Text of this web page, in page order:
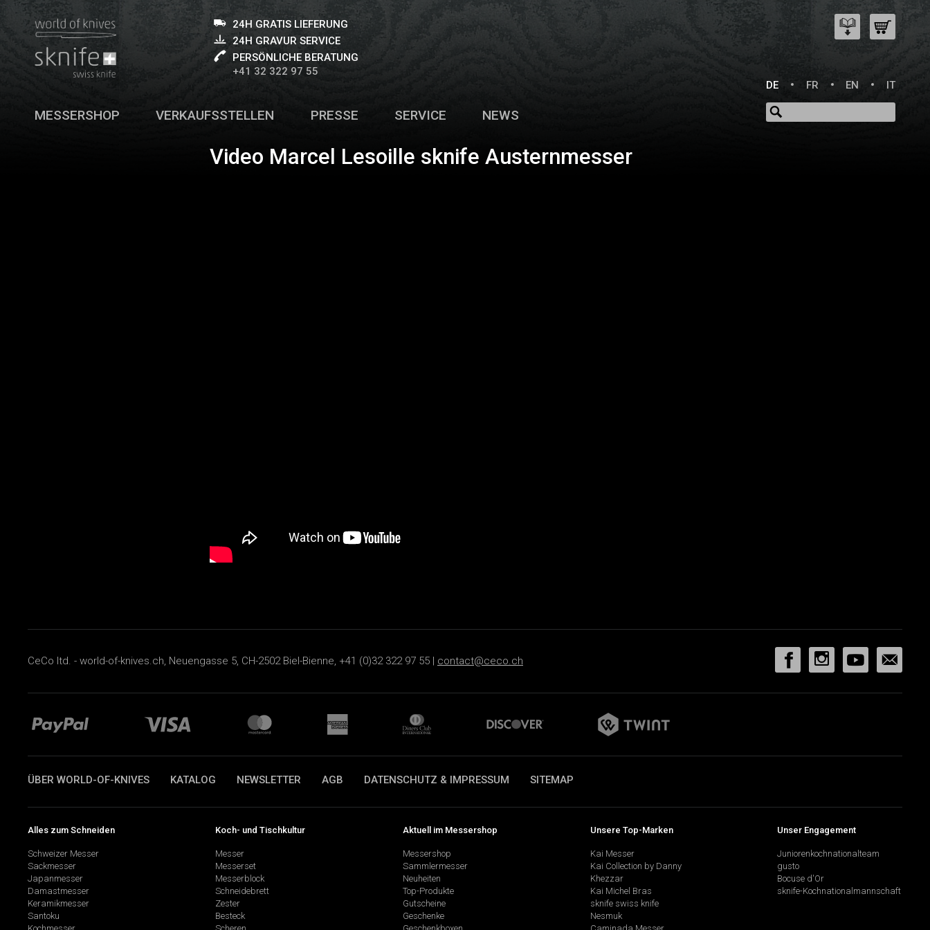
24H GRATIS LIEFERUNG
24H GRAVUR SERVICE
PERSÖNLICHE BERATUNG
+41 32 322 97 55
DE
FR EN IT
MESSERSHOP VERKAUFSSTELLEN PRESSE SERVICE NEWS
Video Marcel Lesoille sknife Austernmesser
CeCo ltd. - world-of-knives.ch, Neuengasse 5, CH-2502 Biel-Bienne, +41 (0)32 322 97 55 | contact@ceco.ch
ÜBER WORLD-OF-KNIVES KATALOG NEWSLETTER AGB DATENSCHUTZ & IMPRESSUM SITEMAP
Alles zum Schneiden
Schweizer Messer
Sackmesser
Japanmesser
Damastmesser
Keramikmesser
Santoku
Koch- und Tischkultur
Messer
Messerset
Messerblock
Schneidebrett
Zester
Besteck
Aktuell im Messershop
Messershop
Sammlermesser
Neuheiten
Top-Produkte
Gutscheine
Geschenke
Unsere Top-Marken
Kai Messer
Kai Collection by Danny
Khezzar
Kai Michel Bras
sknife swiss knife
Nesmuk
Unser Engagement
Juniorenkochnationalteam
gusto
Bocuse d'Or
sknife-Kochnationalmannschaft